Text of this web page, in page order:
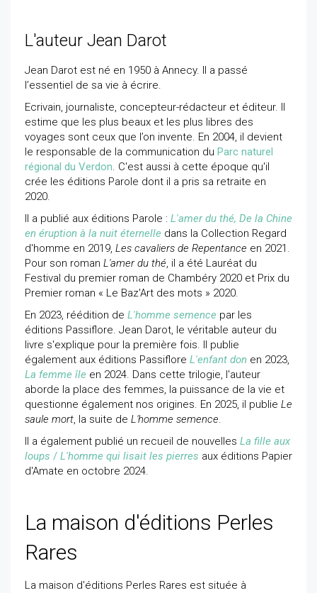
L'auteur Jean Darot
Jean Darot est né en 1950 à Annecy. Il a passé
l’essentiel de sa vie à écrire.
Ecrivain, journaliste, concepteur-rédacteur et éditeur. Il
estime que les plus beaux et les plus libres des
voyages sont ceux que l’on invente. En 2004, il devient
le responsable de la communication du Parc naturel
régional du Verdon. C'est aussi à cette époque qu'il
crée les éditions Parole dont il a pris sa retraite en
2020.
Il a publié aux éditions Parole : L'amer du thé, De la Chine
en éruption à la nuit éternelle dans la Collection Regard
d'homme en 2019, Les cavaliers de Repentance en 2021.
Pour son roman L'amer du thé, il a été Lauréat du
Festival du premier roman de Chambéry 2020 et Prix du
Premier roman « Le Baz'Art des mots » 2020.
En 2023, réédition de L'homme semence par les
éditions Passiflore. Jean Darot, le véritable auteur du
livre s'explique pour la première fois. Il publie
également aux éditions Passiflore L'enfant don en 2023,
La femme île en 2024. Dans cette trilogie, l'auteur
aborde la place des femmes, la puissance de la vie et
questionne également nos origines. En 2025, il publie Le
saule mort, la suite de L'homme semence.
Il a également publié un recueil de nouvelles La fille aux
loups / L'homme qui lisait les pierres aux éditions Papier
d'Amate en octobre 2024.
La maison d'éditions Perles
Rares
La maison d'éditions Perles Rares est située à